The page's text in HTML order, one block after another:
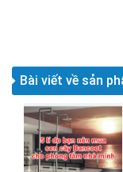
Bài viết về sản